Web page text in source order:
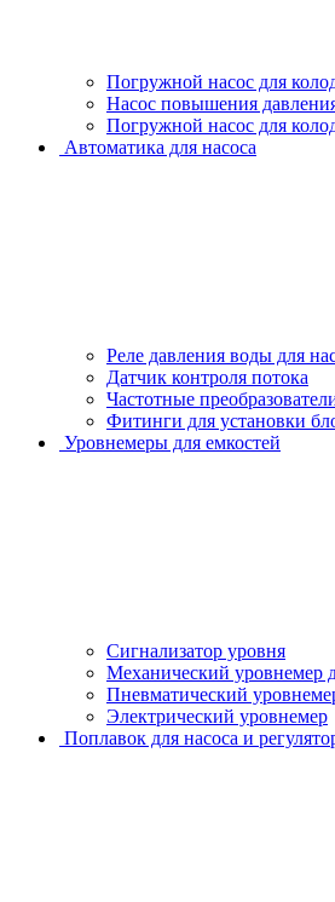
Погружной насос для
Насос повышения
Погружной насос для
Автоматика для насоса
Реле давления воды для
Датчик контроля потока
Частотные
Фитинги для установки
Уровнемеры для емкостей
Сигнализатор уровня
Механический уровнемер
Пневматический
Электрический уровнемер
Поплавок для насоса и